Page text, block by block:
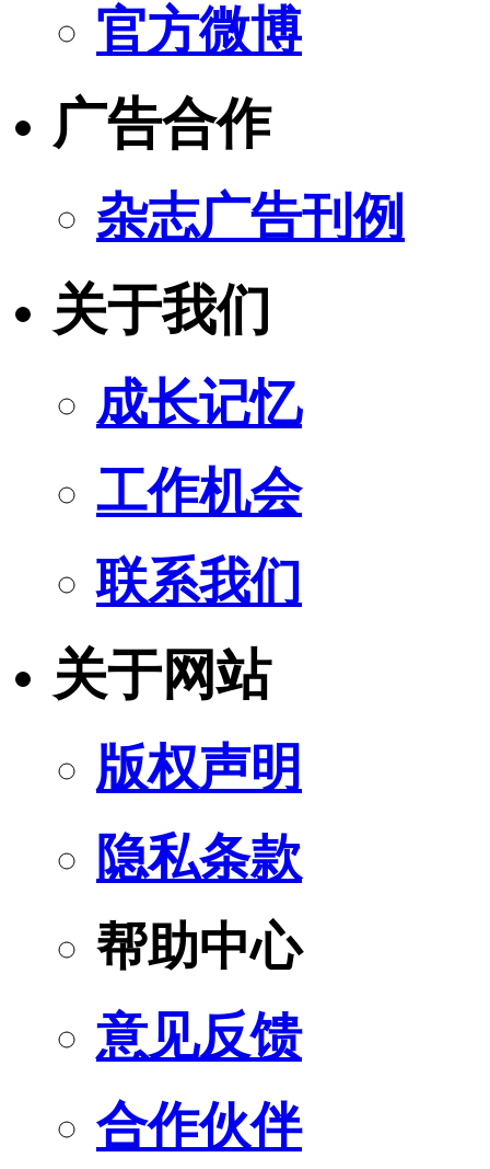
官方微博
广告合作
杂志广告刊例
关于我们
成长记忆
工作机会
联系我们
关于网站
版权声明
隐私条款
帮助中心
意见反馈
合作伙伴